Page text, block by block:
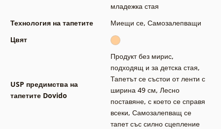
младежка стая
Технология на тапетите
Миещи се, Самозалепващи
Цвят
USP предимства на
тапетите Dovido
Продукт без мирис,
подходящ и за детска стая,
Тапетът се състои от ленти с
ширина 49 см, Лесно
поставяне, с което се справя
всеки, Самозалепващ се
тапет със силно сцепление